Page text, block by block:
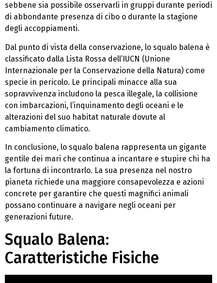
sebbene sia possibile osservarli in gruppi durante periodi
di abbondante presenza di cibo o durante la stagione
degli accoppiamenti.
Dal punto di vista della conservazione, lo squalo balena è
classificato dalla Lista Rossa dell’IUCN (Unione
Internazionale per la Conservazione della Natura) come
specie in pericolo. Le principali minacce alla sua
sopravvivenza includono la pesca illegale, la collisione
con imbarcazioni, l’inquinamento degli oceani e le
alterazioni del suo habitat naturale dovute al
cambiamento climatico.
In conclusione, lo squalo balena rappresenta un gigante
gentile dei mari che continua a incantare e stupire chi ha
la fortuna di incontrarlo. La sua presenza nel nostro
pianeta richiede una maggiore consapevolezza e azioni
concrete per garantire che questi magnifici animali
possano continuare a navigare negli oceani per
generazioni future.
Squalo Balena:
Caratteristiche Fisiche